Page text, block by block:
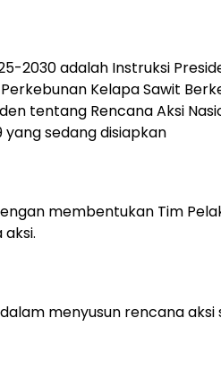
2030 adalah Instruksi
Kelapa Sawit
tentang Rencana Aksi
yang sedang disiapkan
membentukan Tim
menyusun rencana aksi